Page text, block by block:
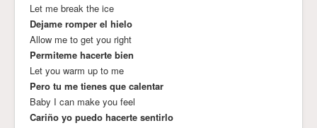
Let me break the ice
Dejame romper el hielo
Allow me to get you right
Permiteme hacerte bien
Let you warm up to me
Pero tu me tienes que calentar
Baby I can make you feel
Cariño yo puedo hacerte sentirlo